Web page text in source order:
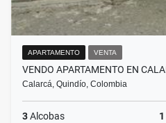
APARTAMENTO VENTA
VENDO APARTAMENTO EN
Calarcá, Quindío, Colombia
3Alcobas 1